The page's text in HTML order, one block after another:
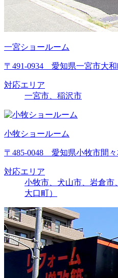
一宮ショールーム
〒491-0934 愛知県一宮市大
対応エリア
一宮市、稲沢市
小牧ショールーム
〒485-0048 愛知県小牧市間々
対応エリア
小牧市、犬山市、岩倉市
大口町）